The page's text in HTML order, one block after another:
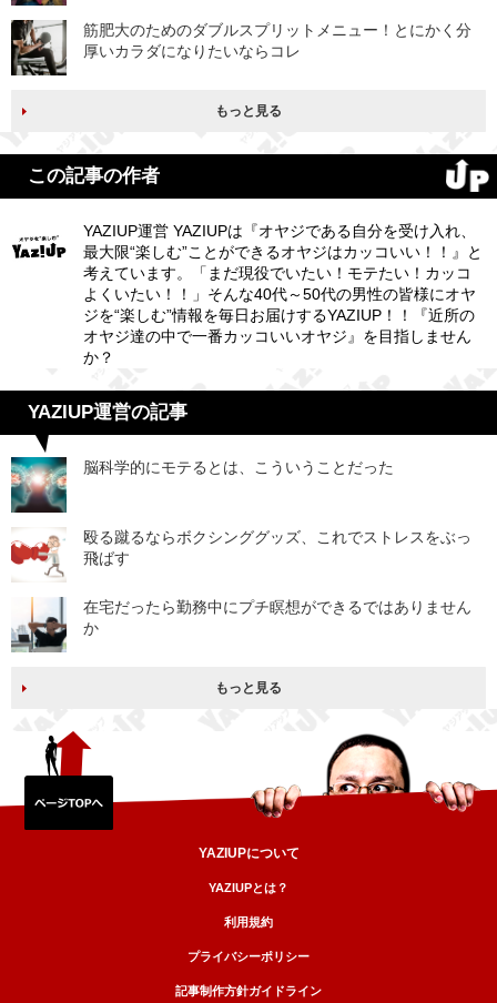
筋肥大のためのダブルスプリットメニュー！とにかく分
厚いカラダになりたいならコレ
もっと見る
この記事の作者
YAZIUP運営 YAZIUPは『オヤジである自分を受け入れ、
最大限“楽しむ”ことができるオヤジはカッコいい！！』と
考えています。「まだ現役でいたい！モテたい！カッコ
よくいたい！！」そんな40代～50代の男性の皆様にオヤ
ジを“楽しむ”情報を毎日お届けするYAZIUP！！『近所の
オヤジ達の中で一番カッコいいオヤジ』を目指しません
か？
YAZIUP運営の記事
脳科学的にモテるとは、こういうことだった
殴る蹴るならボクシンググッズ、これでストレスをぶっ
飛ばす
在宅だったら勤務中にプチ瞑想ができるではありません
か
もっと見る
YAZIUPについて
YAZIUPとは？
利用規約
プライバシーポリシー
記事制作方針ガイドライン